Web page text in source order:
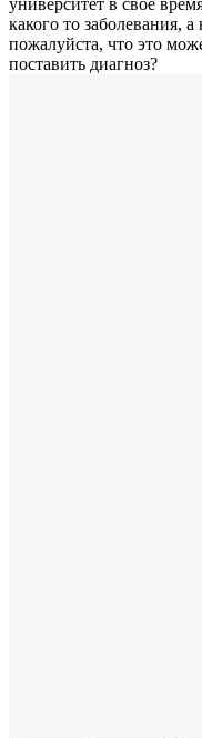
какого то заболевания,
пожалуйста, что это
поставить диагноз?